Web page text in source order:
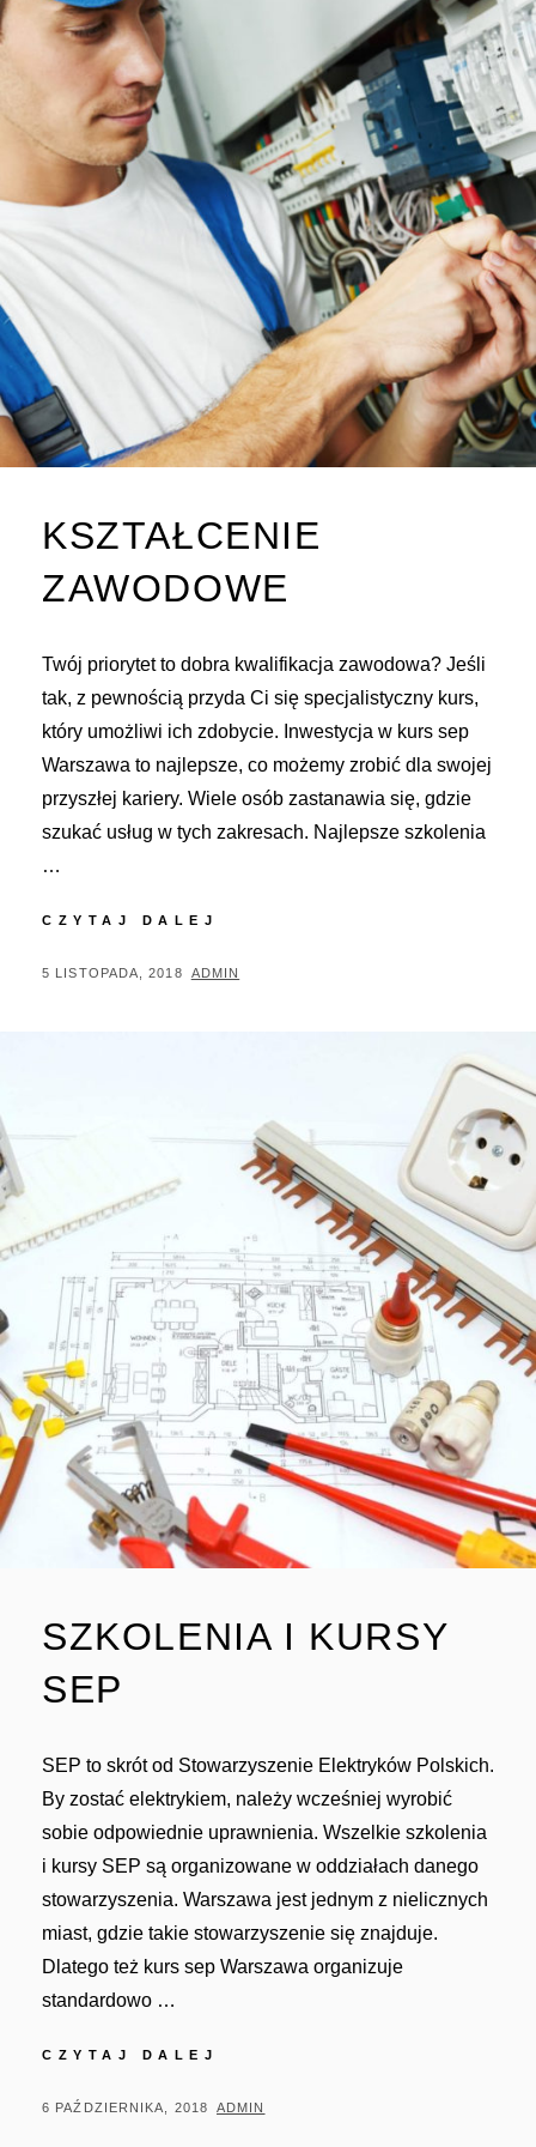
KSZTAŁCENIE
ZAWODOWE
Twój priorytet to dobra kwalifikacja zawodowa? Jeśli
tak, z pewnością przyda Ci się specjalistyczny kurs,
który umożliwi ich zdobycie. Inwestycja w kurs sep
Warszawa to najlepsze, co możemy zrobić dla swojej
przyszłej kariery. Wiele osób zastanawia się, gdzie
szukać usług w tych zakresach. Najlepsze szkolenia
…
CZYTAJ DALEJ
POSTED
5 LISTOPADA, 2018 BY
ADMIN
SZKOLENIA I KURSY
SEP
SEP to skrót od Stowarzyszenie Elektryków Polskich.
By zostać elektrykiem, należy wcześniej wyrobić
sobie odpowiednie uprawnienia. Wszelkie szkolenia
i kursy SEP są organizowane w oddziałach danego
stowarzyszenia. Warszawa jest jednym z nielicznych
miast, gdzie takie stowarzyszenie się znajduje.
Dlatego też kurs sep Warszawa organizuje
standardowo …
CZYTAJ DALEJ
KURSY
POSTED
6 PAŹDZIERNIKA, 2018 BY
ADMIN